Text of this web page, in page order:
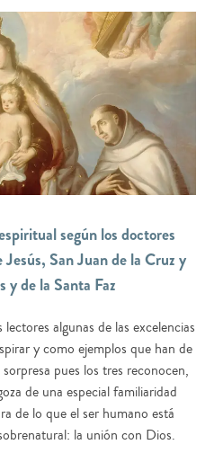
según los doctores
San Juan de la Cruz y
y de la Santa Faz
algunas de las excelencias
y como ejemplos que han de
pues los tres reconocen,
de una especial familiaridad
de lo que el ser humano está
la unión con Dios.